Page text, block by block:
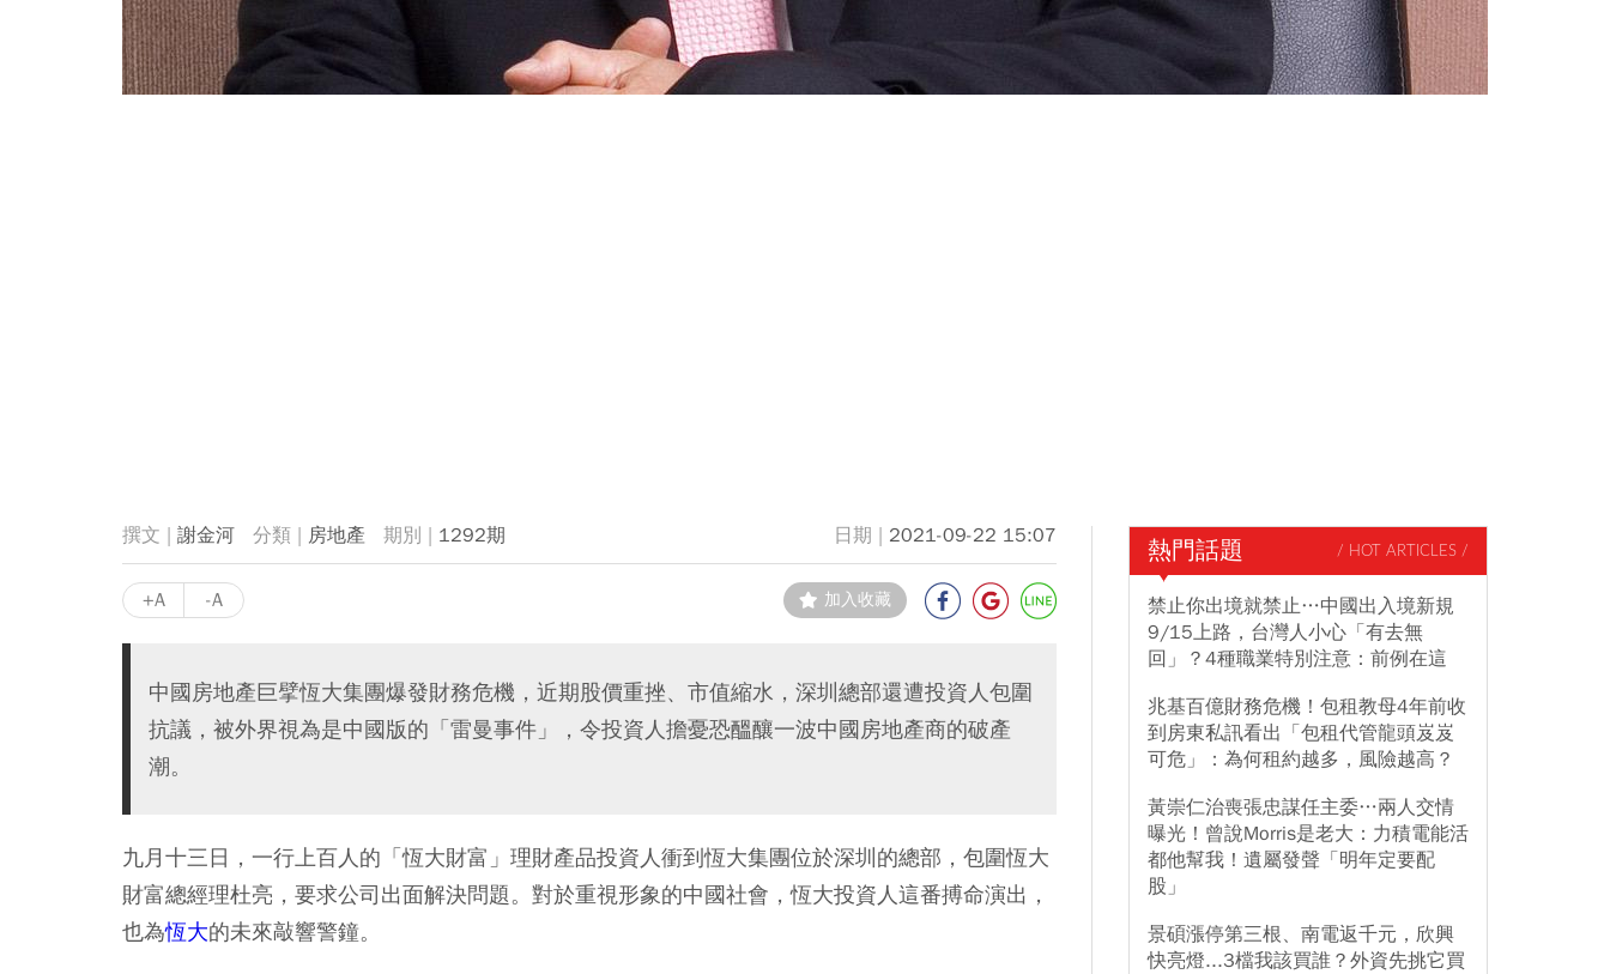
謝金河 房地產 1292期 2021-09-22 15:07
+A -A 加入收藏
中國房地產巨擘恆大集團爆發財務危機，近期股價重挫、市值縮水，深圳總部還遭投資人包圍
抗議，被外界視為是中國版的「雷曼事件」，令投資人擔憂恐醞釀一波中國房地產商的破產
潮。
九月十三日，一行上百人的「恆大財富」理財產品投資人衝到恆大集團位於深圳的總部，包圍恆大
財富總經理杜亮，要求公司出面解決問題。對於重視形象的中國社會，恆大投資人這番搏命演出，
也為恆大的未來敲響警鐘。
熱門話題 / HOT ARTICLES /
禁止你出境就禁止…中國出入境新規
9/15上路，台灣人小心「有去無
回」？4種職業特別注意：前例在這
兆基百億財務危機！包租教母4年前收
到房東私訊看出「包租代管龍頭岌岌
可危」：為何租約越多，風險越高？
黃崇仁治喪張忠謀任主委…兩人交情
曝光！曾說Morris是老大：力積電能活
都他幫我！遺屬發聲「明年定要配
股」
景碩漲停第三根、南電返千元，欣興
快亮燈...3檔我該買誰？外資先挑它買